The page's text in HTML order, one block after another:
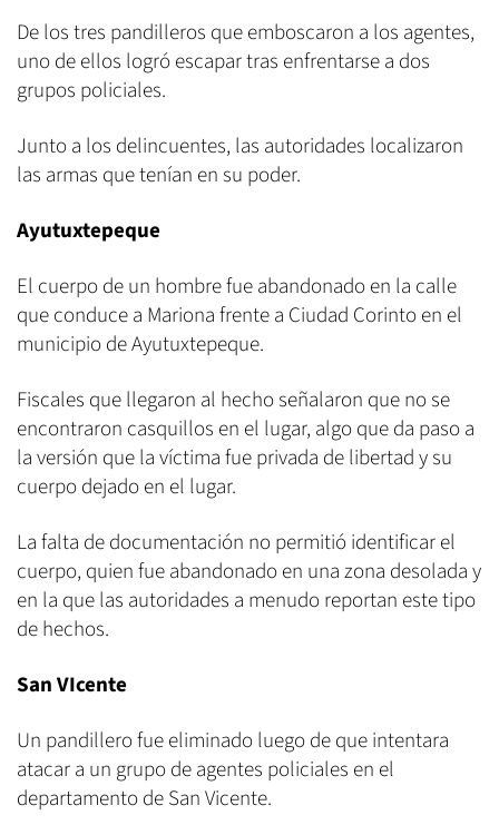
De los tres pandilleros que emboscaron a los agentes,
uno de ellos logró escapar tras enfrentarse a dos
grupos policiales.
Junto a los delincuentes, las autoridades localizaron
las armas que tenían en su poder.
Ayutuxtepeque
El cuerpo de un hombre fue abandonado en la calle
que conduce a Mariona frente a Ciudad Corinto en el
municipio de Ayutuxtepeque.
Fiscales que llegaron al hecho señalaron que no se
encontraron casquillos en el lugar, algo que da paso a
la versión que la víctima fue privada de libertad y su
cuerpo dejado en el lugar.
La falta de documentación no permitió identificar el
cuerpo, quien fue abandonado en una zona desolada y
en la que las autoridades a menudo reportan este tipo
de hechos.
San VIcente
Un pandillero fue eliminado luego de que intentara
atacar a un grupo de agentes policiales en el
departamento de San Vicente.